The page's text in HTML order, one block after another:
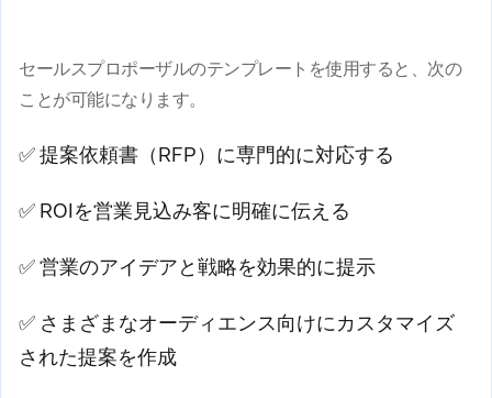
セールスプロポーザルのテンプレートを使用すると、次の
ことが可能になります。
✅ 提案依頼書（RFP）に専門的に対応する
✅ ROIを営業見込み客に明確に伝える
✅ 営業のアイデアと戦略を効果的に提示
✅ さまざまなオーディエンス向けにカスタマイズ
された提案を作成